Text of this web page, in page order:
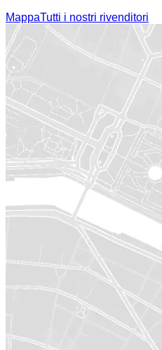
MappaTutti i nostri rivenditori